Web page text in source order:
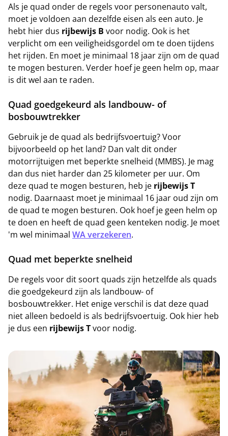
Als je quad onder de regels voor personenauto valt,
moet je voldoen aan dezelfde eisen als een auto. Je
hebt hier dus rijbewijs B voor nodig. Ook is het
verplicht om een veiligheidsgordel om te doen tijdens
het rijden. En moet je minimaal 18 jaar zijn om de quad
te mogen besturen. Verder hoef je geen helm op, maar
is dit wel aan te raden.
Quad goedgekeurd als landbouw- of
bosbouwtrekker
Gebruik je de quad als bedrijfsvoertuig? Voor
bijvoorbeeld op het land? Dan valt dit onder
motorrijtuigen met beperkte snelheid (MMBS). Je mag
dan dus niet harder dan 25 kilometer per uur. Om
deze quad te mogen besturen, heb je rijbewijs T
nodig. Daarnaast moet je minimaal 16 jaar oud zijn om
de quad te mogen besturen. Ook hoef je geen helm op
te doen en heeft de quad geen kenteken nodig. Je moet
'm wel minimaal WA verzekeren.
Quad met beperkte snelheid
De regels voor dit soort quads zijn hetzelfde als quads
die goedgekeurd zijn als landbouw- of
bosbouwtrekker. Het enige verschil is dat deze quad
niet alleen bedoeld is als bedrijfsvoertuig. Ook hier heb
je dus een rijbewijs Tvoor nodig.